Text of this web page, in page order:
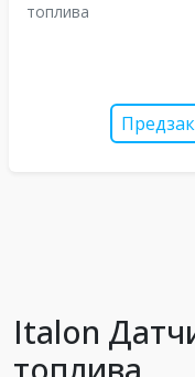
топлива
Italon